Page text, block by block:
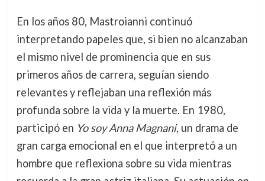
En los años 80, Mastroianni continuó
interpretando papeles que, si bien no alcanzaban
el mismo nivel de prominencia que en sus
primeros años de carrera, seguían siendo
relevantes y reflejaban una reflexión más
profunda sobre la vida y la muerte. En 1980,
participó en Yo soy Anna Magnani, un drama de
gran carga emocional en el que interpretó a un
hombre que reflexiona sobre su vida mientras